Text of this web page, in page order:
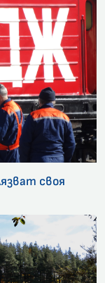
своя